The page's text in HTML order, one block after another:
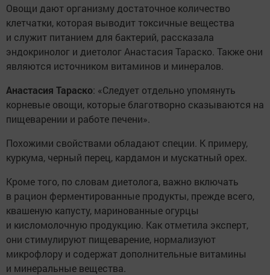
Овощи дают организму достаточное количество
клетчатки, которая выводит токсичные вещества
и служит питанием для бактерий, рассказала
эндокринолог и диетолог Анастасия Тараско. Также они
являются источником витаминов и минералов.
Анастасия Тараско: «Следует отдельно упомянуть
корневые овощи, которые благотворно сказываются на
пищеварении и работе печени».
Похожими свойствами обладают специи. К примеру,
куркума, черный перец, кардамон и мускатный орех.
Кроме того, по словам диетолога, важно включать
в рацион ферментированные продукты, прежде всего,
квашеную капусту, маринованные огурцы
и кисломолочную продукцию. Как отметила эксперт,
они стимулируют пищеварение, нормализуют
микрофлору и содержат дополнительные витамины
и минеральные вещества.